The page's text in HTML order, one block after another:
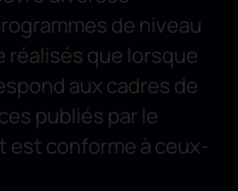
de niveau
que lorsque
aux cadres de
publiés par le
est conforme à ceux-